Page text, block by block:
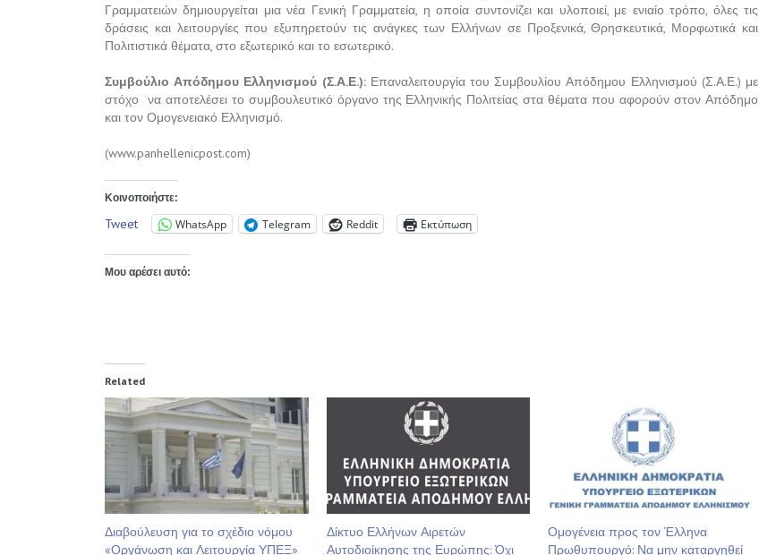
Γραμματειών δημιουργείται μια νέα Γενική Γραμματεία, η οποία συντονίζει και υλοποιεί, με ενιαίο τρόπο, όλες τις
δράσεις και λειτουργίες που εξυπηρετούν τις ανάγκες των Ελλήνων σε Προξενικά, Θρησκευτικά, Μορφωτικά και
Πολιτιστικά θέματα, στο εξωτερικό και το εσωτερικό.
Συμβούλιο Απόδημου Ελληνισμού (Σ.Α.Ε.): Επαναλειτουργία του Συμβουλίου Απόδημου Ελληνισμού (Σ.Α.Ε.) με
στόχο να αποτελέσει το συμβουλευτικό όργανο της Ελληνικής Πολιτείας στα θέματα που αφορούν στον Απόδημο
και τον Ομογενειακό Ελληνισμό.
(www.panhellenicpost.com)
Κοινοποιήστε:
Tweet WhatsApp Telegram Reddit Εκτύπωση
Μου αρέσει αυτό:
Related
Διαβούλευση για το σχέδιο νόμου
«Οργάνωση και Λειτουργία ΥΠΕΞ»
Δίκτυο Ελλήνων Αιρετών
Αυτοδιοίκησης της Ευρώπης: Όχι
Ομογένεια προς τον Έλληνα
Πρωθυπουργό: Να μην καταργηθεί